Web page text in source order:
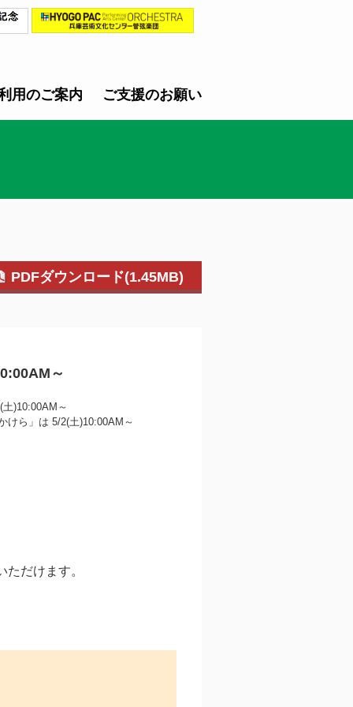
用のご案内 ご支援のお願い
PDFダウンロード(1.45MB)
～
)10:00AM～
けら」は 5/2(土)10:00AM～
だけます。